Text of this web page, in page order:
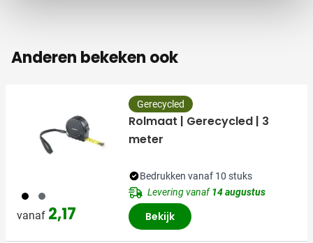
Anderen bekeken ook
001 003
vanaf 2,17
Gerecycled
Rolmaat | Gerecycled | 3
meter
Bedrukken vanaf 10 stuks
Levering vanaf14 augustus
Bekijk